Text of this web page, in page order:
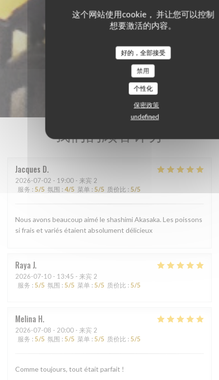
这个网站使用cookie， 并让您可以控制
想要激活的内容。
好的，全部接受
禁用
个性化
保密政策
undefined
我们的顾客评分
Jacques D
2026-07-02 - 19:00 - 来宾 2
服务 : 5/5 氛围 : 4/5 菜单 : 5/5 质价比 : 5/5
Nous avons beaucoup aimé le shashimi Akasaka. Les poissons
si frais et variés étaient absolument délicieux
Raya J
2026-07-10 - 13:45 - 来宾 2
服务 : 5/5 氛围 : 5/5 菜单 : 5/5 质价比 : 5/5
Melina H
2026-07-08 - 20:00 - 来宾 2
服务 : 5/5 氛围 : 5/5 菜单 : 5/5 质价比 : 5/5
Comme toujours, tout était parfait !